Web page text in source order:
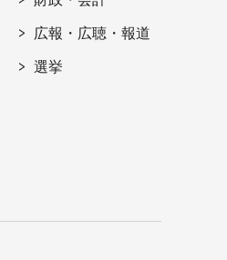
広報・広聴・報道
選挙